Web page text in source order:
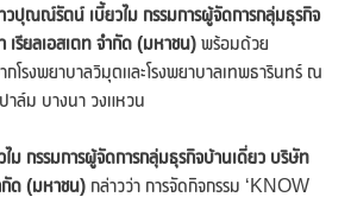
วปุณณ์รัตน์ เบี้ยวไม กรรมการผู้จัดการกลุ่มธุรกิจ
รียลเอสเตท จำกัด (มหาชน) พร้อมด้วย
กโรงพยาบาลวิมุตและโรงพยาบาลเทพธารินทร์ ณ
ปาล์ม บางนา วงแหวน
ม กรรมการผู้จัดการกลุ่มธุรกิจบ้านเดี่ยว บริษัท
กัด (มหาชน) กล่าวว่า การจัดกิจกรรม ‘KNOW